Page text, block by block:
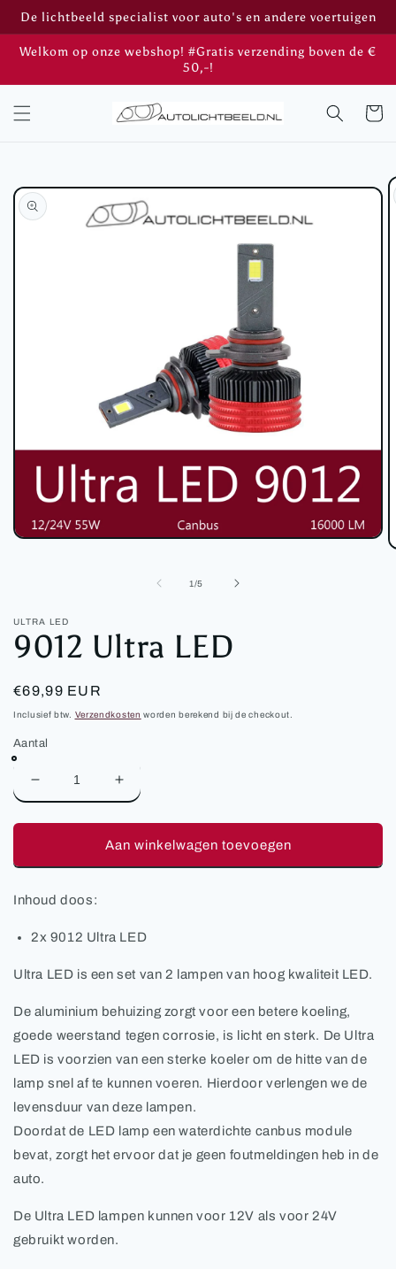
naar de
content
De lichtbeeld specialist voor auto's en andere voertuigen
Welkom op onze webshop! #Gratis verzending boven de €
50,-!
direct naar
1/
van
5
ULTRA LED
9012 Ultra LED
Normale
prijs
€69,99 EUR
Inclusief btw. Verzendkosten worden berekend bij de checkout.
Aantal
Aantal
verlagen
voor
Aantal
verhogen
voor
9012
Aan winkelwagen toevoegen
Inhoud doos:
2x 9012 Ultra LED
Ultra LED is een set van 2 lampen van hoog kwaliteit LED.
De aluminium behuizing zorgt voor een betere koeling,
goede weerstand tegen corrosie, is licht en sterk. De Ultra
LED is voorzien van een sterke koeler om de hitte van de
lamp snel af te kunnen voeren. Hierdoor verlengen we de
levensduur van deze lampen.
Doordat de LED lamp een waterdichte canbus module
bevat, zorgt het ervoor dat je geen foutmeldingen heb in de
auto.
De Ultra LED lampen kunnen voor 12V als voor 24V
gebruikt worden.